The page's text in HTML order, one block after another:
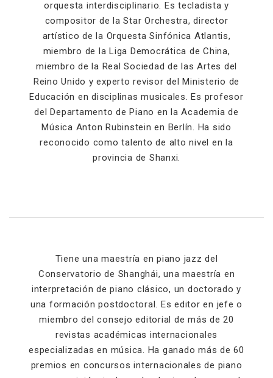
orquesta interdisciplinario. Es tecladista y
compositor de la Star Orchestra, director
artístico de la Orquesta Sinfónica Atlantis,
miembro de la Liga Democrática de China,
miembro de la Real Sociedad de las Artes del
Reino Unido y experto revisor del Ministerio de
Educación en disciplinas musicales. Es profesor
del Departamento de Piano en la Academia de
Música Anton Rubinstein en Berlín. Ha sido
reconocido como talento de alto nivel en la
provincia de Shanxi.
Tiene una maestría en piano jazz del
Conservatorio de Shanghái, una maestría en
interpretación de piano clásico, un doctorado y
una formación postdoctoral. Es editor en jefe o
miembro del consejo editorial de más de 20
revistas académicas internacionales
especializadas en música. Ha ganado más de 60
premios en concursos internacionales de piano